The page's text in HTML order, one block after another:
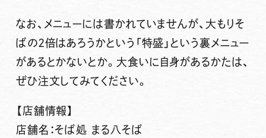
なお、メニューには書かれていませんが、大もりそ
ばの2倍はあろうかという「特盛」という裏メニュー
があるとかないとか。大食いに自身があるかたは、
ぜひ注文してみてください。
【店舗情報】
店舗名：そば処 まる八そば